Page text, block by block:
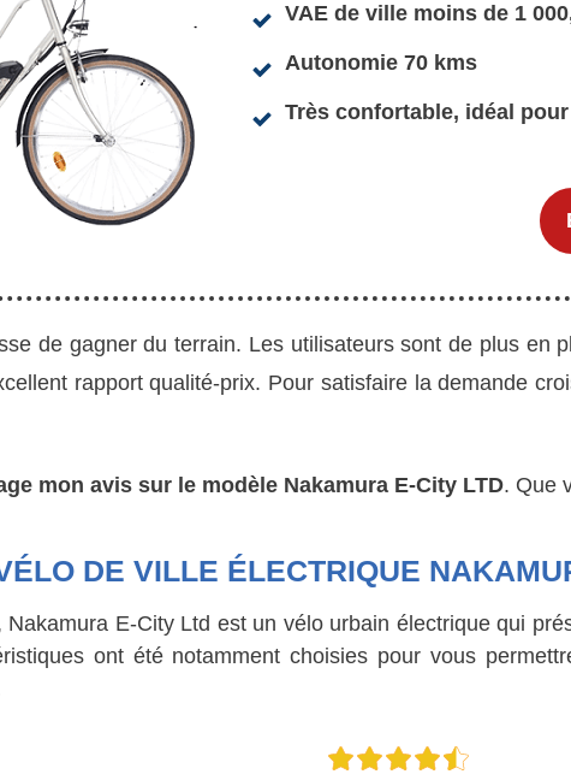
VAE de ville moins de 1
Autonomie 70 kms
Très confortable, idéal
de gagner du terrain. Les utilisateurs sont de plus en
rapport qualité-prix. Pour satisfaire la demande
mon avis sur le modèle Nakamura E-City LTD. Que
DE VILLE ÉLECTRIQUE
E-City Ltd est un vélo urbain électrique qui
ont été notamment choisies pour vous